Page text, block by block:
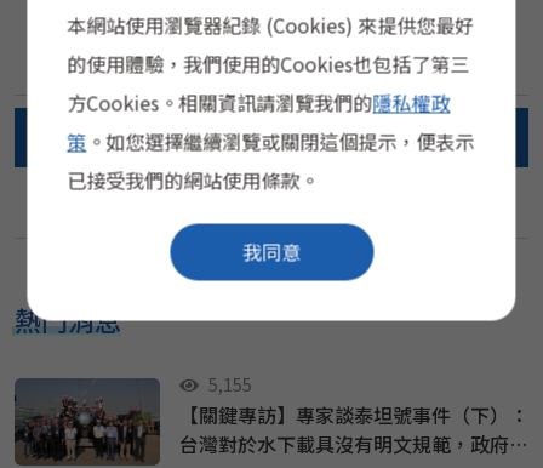
所有分類
新聞報導(News)
熱門消息
5,155
【關鍵專訪】專家談泰坦號事件（下）：
台灣對於水下載具沒有明文規範，政府該
本網站使用瀏覽器紀錄 (Cookies) 來提供您最好
的使用體驗，我們使用的Cookies也包括了第三
方Cookies。相關資訊請瀏覽我們的隱私權政
策 。如您選擇繼續瀏覽或關閉這個提示，便表示
已接受我們的網站使用條款。
我同意